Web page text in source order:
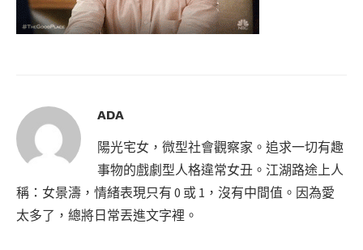
ADA
陽光宅女，微型社會觀察家。追求一切有趣
事物的戲劇型人格違常女丑。江湖路途上人
稱：女景濤，情緒表現只有 0 或 1，沒有中間值。因為愛
太多了，總將日常丟進文字裡。